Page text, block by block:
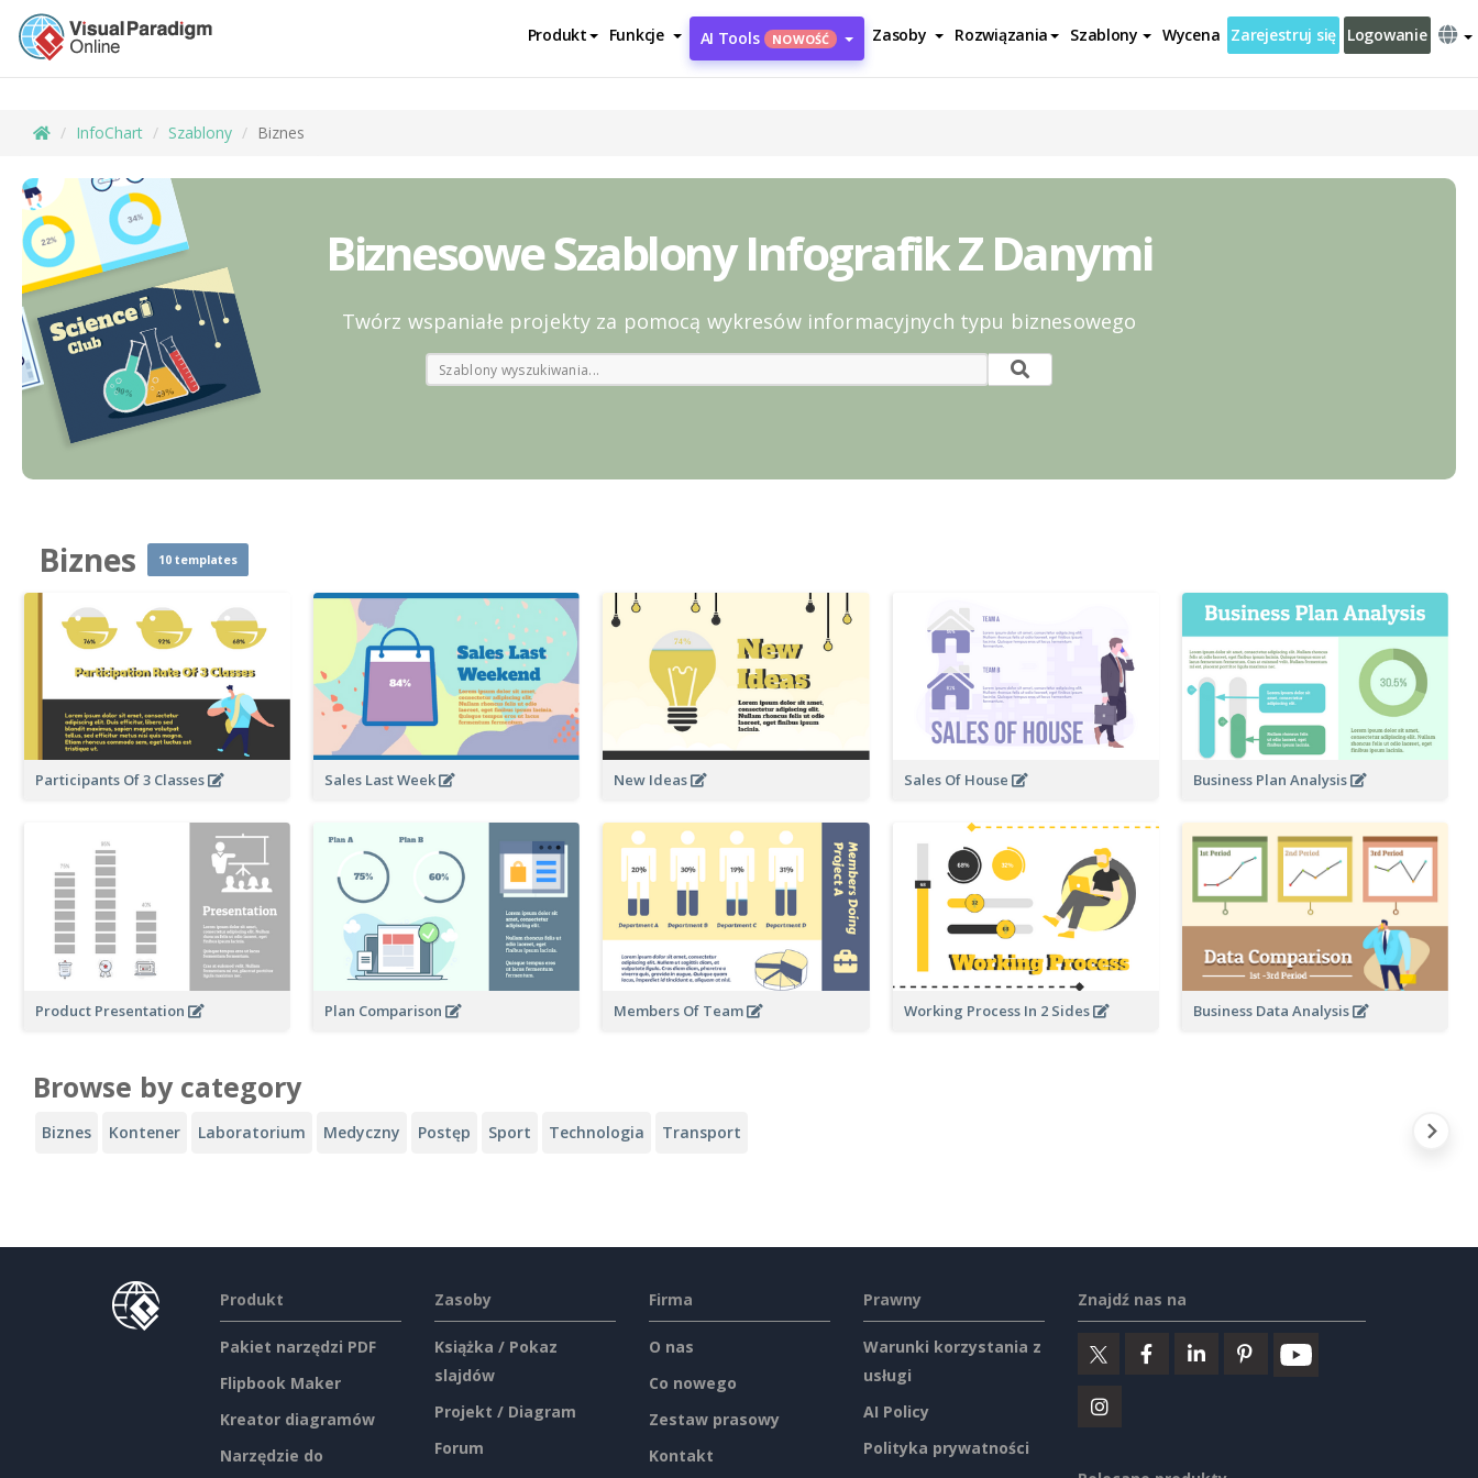
Produkt Funkcje AI Tools NOWOŚĆ Zasoby Rozwiązania Szablony Wycena Zarejestruj się Logowanie
InfoChart Szablony Biznes
Biznesowe Szablony Infografik Z Danymi
Twórz wspaniałe projekty za pomocą wykresów informacyjnych typu biznesowego
Biznes 10 templates
Participants Of 3 Classes Sales Last Week New Ideas Sales Of House Business Plan Analysis
Product Presentation Plan Comparison Members Of Team Working Process In 2 Sides Business Data Analysis
Browse by category
Biznes Kontener Laboratorium Medyczny Postęp Sport Technologia Transport
Produkt
Pakiet narzędzi PDF
Flipbook Maker
Kreator diagramów
Narzędzie do
Zasoby
Książka / Pokaz
slajdów
Projekt / Diagram
Forum
Firma
O nas
Co nowego
Zestaw prasowy
Kontakt
Prawny
Warunki korzystania z
usługi
AI Policy
Polityka prywatności
Znajdź nas na